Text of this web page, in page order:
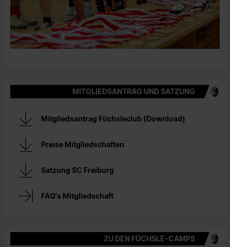
MITGLIEDSANTRAG UND SATZUNG
Mitgliedsantrag Füchsleclub (Download)
Preise Mitgliedschaften
Satzung SC Freiburg
FAQ's Mitgliedschaft
ZU DEN FÜCHSLE-CAMPS